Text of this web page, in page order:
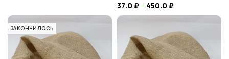
37.0 ₽– 450.0 ₽
ЗАКОНЧИЛОСЬ